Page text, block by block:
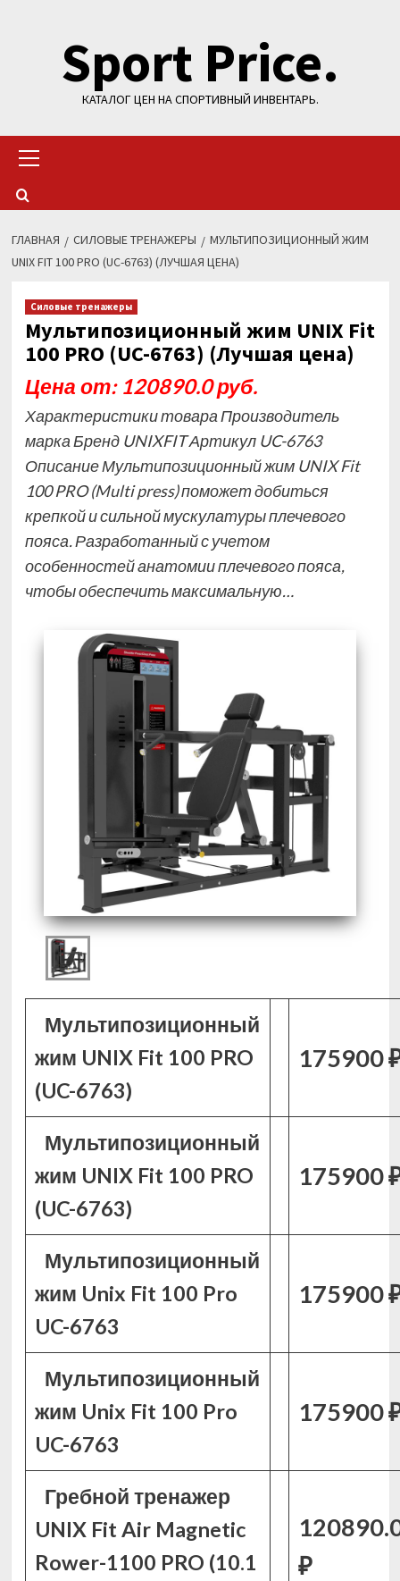
содержимомуSport Price.
КАТАЛОГ ЦЕН НА СПОРТИВНЫЙ ИНВЕНТАРЬ.
меню
ГЛАВНАЯ СИЛОВЫЕ ТРЕНАЖЕРЫ
МУЛЬТИПОЗИЦИОННЫЙ ЖИМ
UNIX FIT 100 PRO (UC-6763) (ЛУЧШАЯ ЦЕНА)
Силовые тренажеры
Мультипозиционный жим UNIX Fit
100 PRO (UC-6763) (Лучшая цена)
Цена от: 120890.0 руб.
Характеристики товара Производитель
марка Бренд UNIXFIT Артикул UC-6763
Описание Мультипозиционный жим UNIX Fit
100 PRO (Multi press) поможет добиться
крепкой и сильной мускулатуры плечевого
пояса. Разработанный с учетом
особенностей анатомии плечевого пояса,
чтобы обеспечить максимальную…
Мультипозиционный
жим UNIX Fit 100 PRO
(UC-6763)
175900
Мультипозиционный
жим UNIX Fit 100 PRO
(UC-6763)
175900
Мультипозиционный
жим Unix Fit 100 Pro
UC-6763
175900
Мультипозиционный
жим Unix Fit 100 Pro
UC-6763
175900
Гребной тренажер
UNIX Fit Air Magnetic
Rower-1100 PRO (10.1
₽